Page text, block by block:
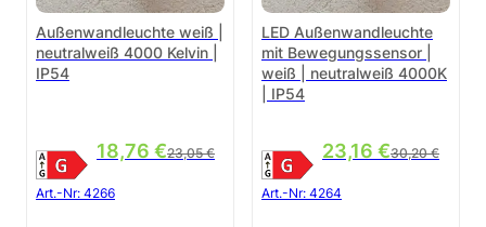
Außenwandleuchte weiß |
neutralweiß 4000 Kelvin |
IP54
23,05€
Ursprünglicher Preis war: 23,05 €
18,76 €
Aktueller Preis ist: 18,76 €.
Art.-Nr: 4266
LED Außenwandleuchte
mit Bewegungssensor |
weiß | neutralweiß 4000K
| IP54
30,20€
Ursprünglicher
23,16 €
Aktueller Preis
Art.-Nr: 4264